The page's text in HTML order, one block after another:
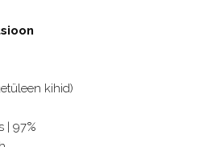
kihid)
| 97%